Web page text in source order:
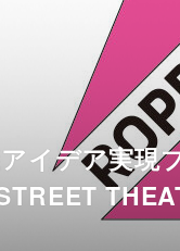
イデア実現